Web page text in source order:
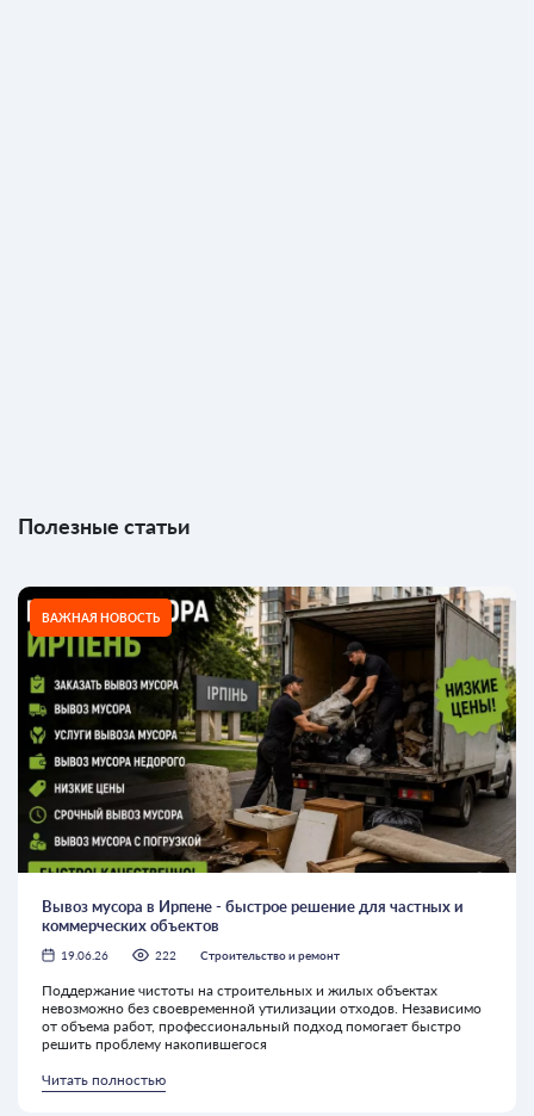
Полезные статьи
ВАЖНАЯ НОВОСТЬ
Вывоз мусора в Ирпене - быстрое решение для частных и
коммерческих объектов
19.06.26 222 Строительство и ремонт
Поддержание чистоты на строительных и жилых объектах
невозможно без своевременной утилизации отходов. Независимо
от объема работ, профессиональный подход помогает быстро
решить проблему накопившегося
Читать полностью